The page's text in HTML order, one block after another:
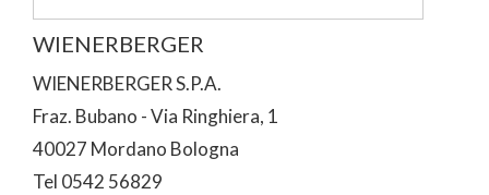
WIENERBERGER
WIENERBERGER S.P.A.
Fraz. Bubano - Via Ringhiera, 1
40027 Mordano Bologna
Tel 0542 56829